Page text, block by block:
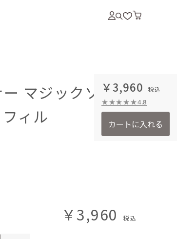
マジックソープ
ィル
￥3,960
￥3,960
4.8
カートに入れる